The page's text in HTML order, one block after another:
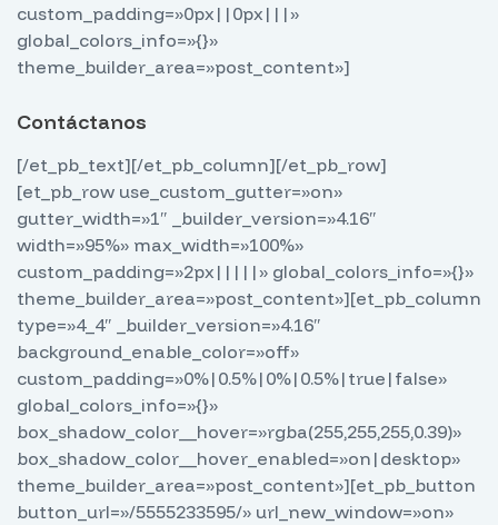
custom_padding=»0px||0px|||»
global_colors_info=»{}»
theme_builder_area=»post_content»]
Contáctanos
[/et_pb_text][/et_pb_column][/et_pb_row]
[et_pb_row use_custom_gutter=»on»
gutter_width=»1″ _builder_version=»4.16″
width=»95%» max_width=»100%»
custom_padding=»2px|||||» global_colors_info=»{}»
theme_builder_area=»post_content»][et_pb_column
type=»4_4″ _builder_version=»4.16″
background_enable_color=»off»
custom_padding=»0%|0.5%|0%|0.5%|true|false»
global_colors_info=»{}»
box_shadow_color__hover=»rgba(255,255,255,0.39)»
box_shadow_color__hover_enabled=»on|desktop»
theme_builder_area=»post_content»][et_pb_button
button_url=»/5555233595/» url_new_window=»on»